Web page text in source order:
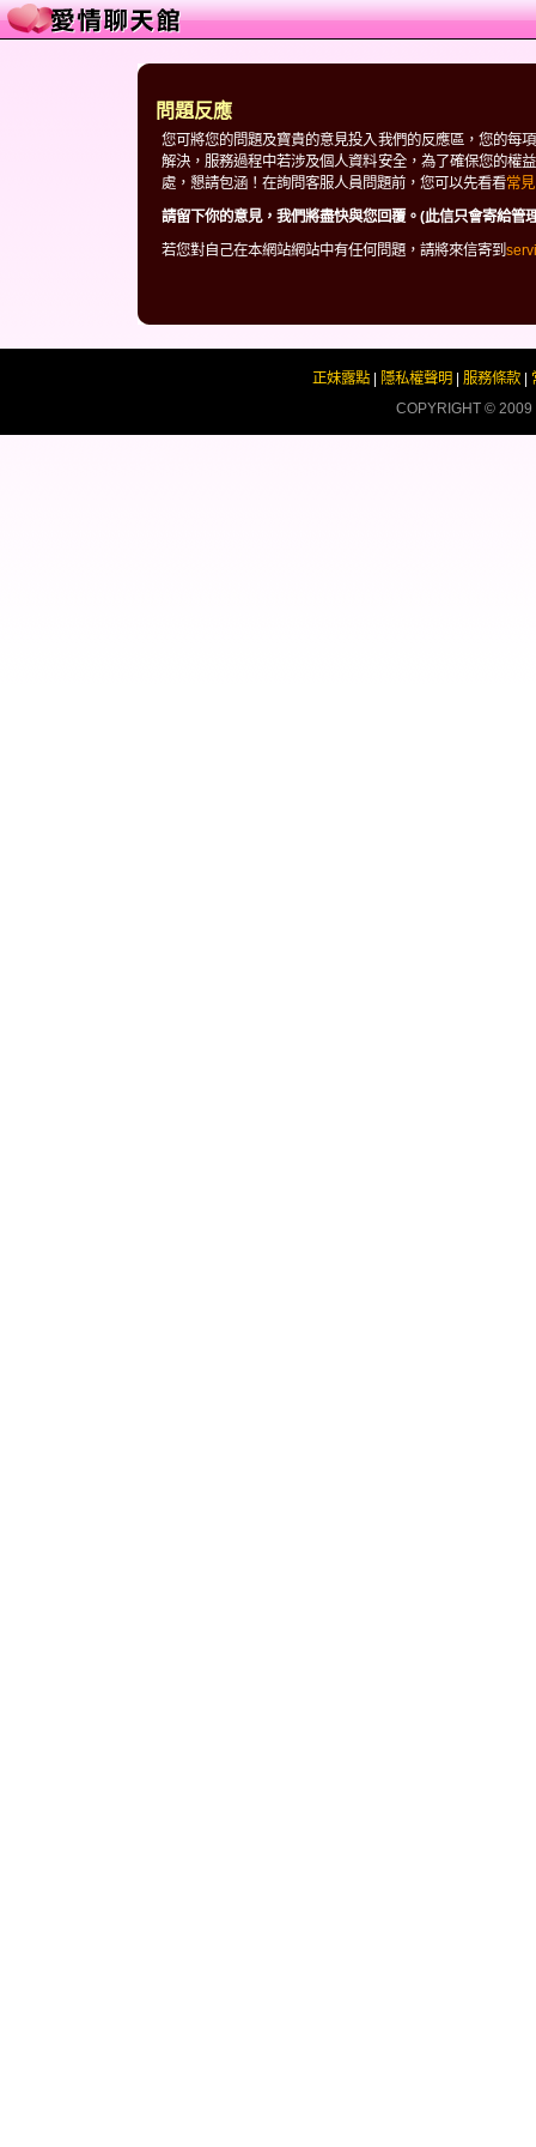
問題反應
您可將您的問題及寶貴的意見投入我們的反應區，您的每
解決，服務過程中若涉及個人資料安全，為了確保您的權
處，懇請包涵！在詢問客服人員問題前，您可以先看看常
請留下你的意見，我們將盡快與您回覆。(此信只會寄給管
若您對自己在本網站網站中有任何問題，請將來信寄到
正妹露點| 隱私權聲明 服務條款|
COPYRIGHT © 2009